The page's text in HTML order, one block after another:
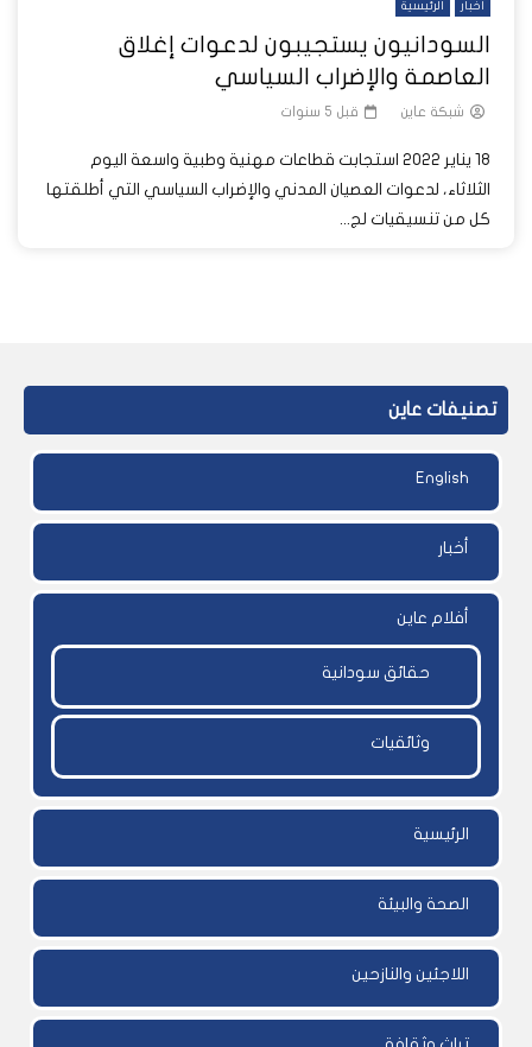
أخبار الرئيسية
السودانيون يستجيبون لدعوات إغلاق
العاصمة والإضراب السياسي
شبكة عاين قبل 5 سنوات
18 يناير 2022 استجابت قطاعات مهنية وطبية واسعة اليوم
الثلاثاء، لدعوات العصيان المدني والإضراب السياسي التي أطلقتها
كل من تنسيقيات لج...
تصنيفات عاين
English
أخبار
أفلام عاين
حقائق سودانية
وثائقيات
الرئيسية
الصحة والبيئة
اللاجئين والنازحين